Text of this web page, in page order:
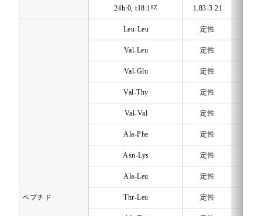
24h:0, t18:18Z 1.83-3.21
ペプチド
Leu-Leu 定性
Val-Leu 定性
Val-Glu 定性
Val-Thy 定性
Val-Val 定性
Ala-Phe 定性
Asn-Lys 定性
Ala-Leu 定性
Thr-Leu 定性